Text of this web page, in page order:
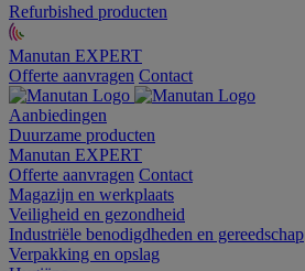
Refurbished producten
Manutan EXPERT
Offerte aanvragen Contact
Aanbiedingen
Duurzame producten
Manutan EXPERT
Offerte aanvragen Contact
Magazijn en werkplaats
Veiligheid en gezondheid
Industriële benodigdheden en gereedschap
Verpakking en opslag